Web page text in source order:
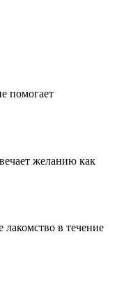
помогает
желанию как
в течение